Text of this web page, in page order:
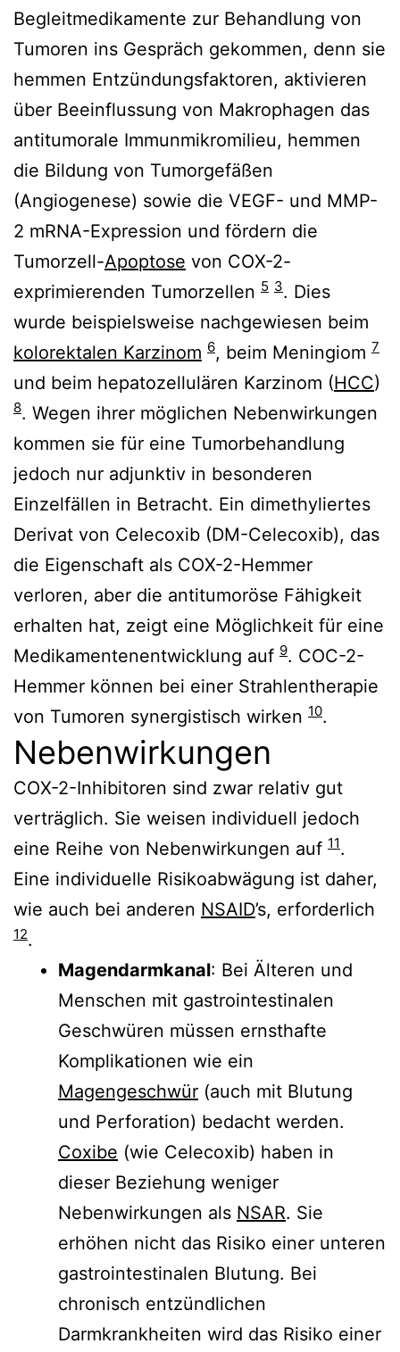
Begleitmedikamente zur Behandlung von
Tumoren ins Gespräch gekommen, denn sie
hemmen Entzündungsfaktoren, aktivieren
über Beeinflussung von Makrophagen das
antitumorale Immunmikromilieu, hemmen
die Bildung von Tumorgefäßen
(Angiogenese) sowie die VEGF- und MMP-
2 mRNA-Expression und fördern die
Tumorzell-Apoptose von COX-2-
exprimierenden Tumorzellen 5 3. Dies
wurde beispielsweise nachgewiesen beim
kolorektalen Karzinom 6, beim Meningiom 7
und beim hepatozellulären Karzinom (HCC)
8. Wegen ihrer möglichen Nebenwirkungen
kommen sie für eine Tumorbehandlung
jedoch nur adjunktiv in besonderen
Einzelfällen in Betracht. Ein dimethyliertes
Derivat von Celecoxib (DM-Celecoxib), das
die Eigenschaft als COX-2-Hemmer
verloren, aber die antitumoröse Fähigkeit
erhalten hat, zeigt eine Möglichkeit für eine
Medikamentenentwicklung auf 9. COC-2-
Hemmer können bei einer Strahlentherapie
von Tumoren synergistisch wirken 10.
Nebenwirkungen
COX-2-Inhibitoren sind zwar relativ gut
verträglich. Sie weisen individuell jedoch
eine Reihe von Nebenwirkungen auf 11.
Eine individuelle Risikoabwägung ist daher,
wie auch bei anderen NSAID’s, erforderlich
12.
Magendarmkanal: Bei Älteren und
Menschen mit gastrointestinalen
Geschwüren müssen ernsthafte
Komplikationen wie ein
Magengeschwür (auch mit Blutung
und Perforation) bedacht werden.
Coxibe (wie Celecoxib) haben in
dieser Beziehung weniger
Nebenwirkungen als NSAR. Sie
erhöhen nicht das Risiko einer unteren
gastrointestinalen Blutung. Bei
chronisch entzündlichen
Darmkrankheiten wird das Risiko einer